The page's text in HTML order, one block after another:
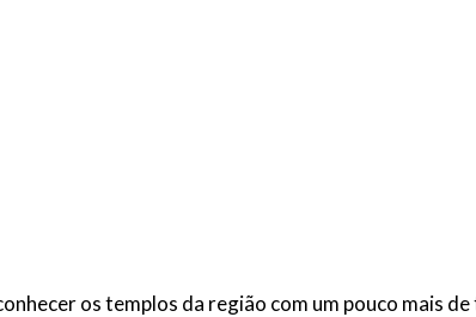
os templos da região com um pouco mais